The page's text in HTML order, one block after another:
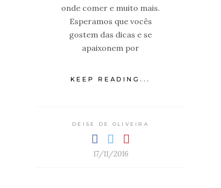
onde comer e muito mais.
Esperamos que vocês
gostem das dicas e se
apaixonem por
KEEP READING...
DEISE DE OLIVEIRA
17/11/2016